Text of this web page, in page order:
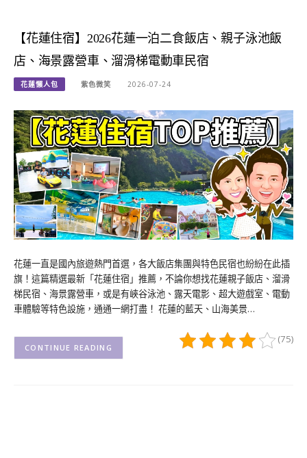
【花蓮住宿】2026花蓮一泊二食飯店、親子泳池飯
店、海景露營車、溜滑梯電動車民宿
花蓮懶人包 紫色微笑 2026-07-24
花蓮一直是國內旅遊熱門首選，各大飯店集團與特色民宿也紛紛在此插
旗！這篇精選最新「花蓮住宿」推薦，不論你想找花蓮親子飯店、溜滑
梯民宿、海景露營車，或是有峽谷泳池、露天電影、超大遊戲室、電動
車體驗等特色設施，通通一網打盡！ 花蓮的藍天、山海美景…
(75)
CONTINUE READING